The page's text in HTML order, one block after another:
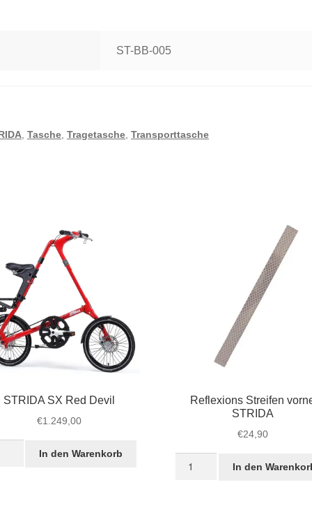
ST-BB-005
,Tasche,Tragetasche,Transporttasche
STRIDA SX Red Devil
€1.249,00
In den Warenkorb
Reflexions Streifen
STRIDA
€24,90
In den